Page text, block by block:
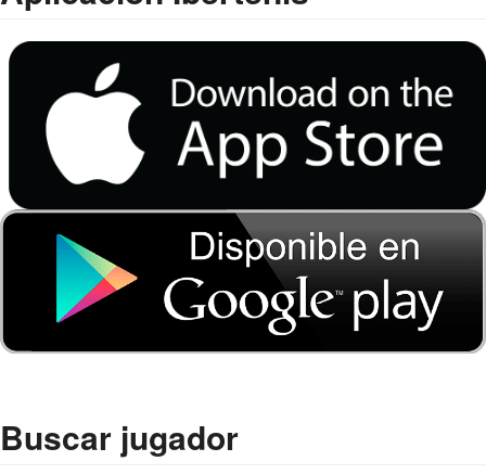
Buscar jugador